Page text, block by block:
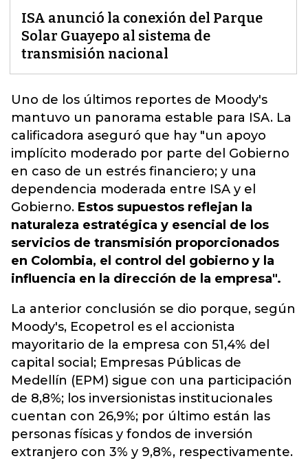
ISA anunció la conexión del Parque
Solar Guayepo al sistema de
transmisión nacional
Uno de los últimos reportes de Moody's
mantuvo un panorama estable para ISA. La
calificadora aseguró que hay "un apoyo
implícito moderado por parte del Gobierno
en caso de un estrés financiero; y una
dependencia moderada entre ISA y el
Gobierno. Estos supuestos reflejan la
naturaleza estratégica y esencial de los
servicios de transmisión proporcionados
en Colombia, el control del gobierno y la
influencia en la dirección de la empresa".
La anterior conclusión se dio porque, según
Moody's, Ecopetrol es el accionista
mayoritario de la empresa con 51,4% del
capital social; Empresas Públicas de
Medellín (EPM) sigue con una participación
de 8,8%; los inversionistas institucionales
cuentan con 26,9%; por último están las
personas físicas y fondos de inversión
extranjero con 3% y 9,8%, respectivamente.